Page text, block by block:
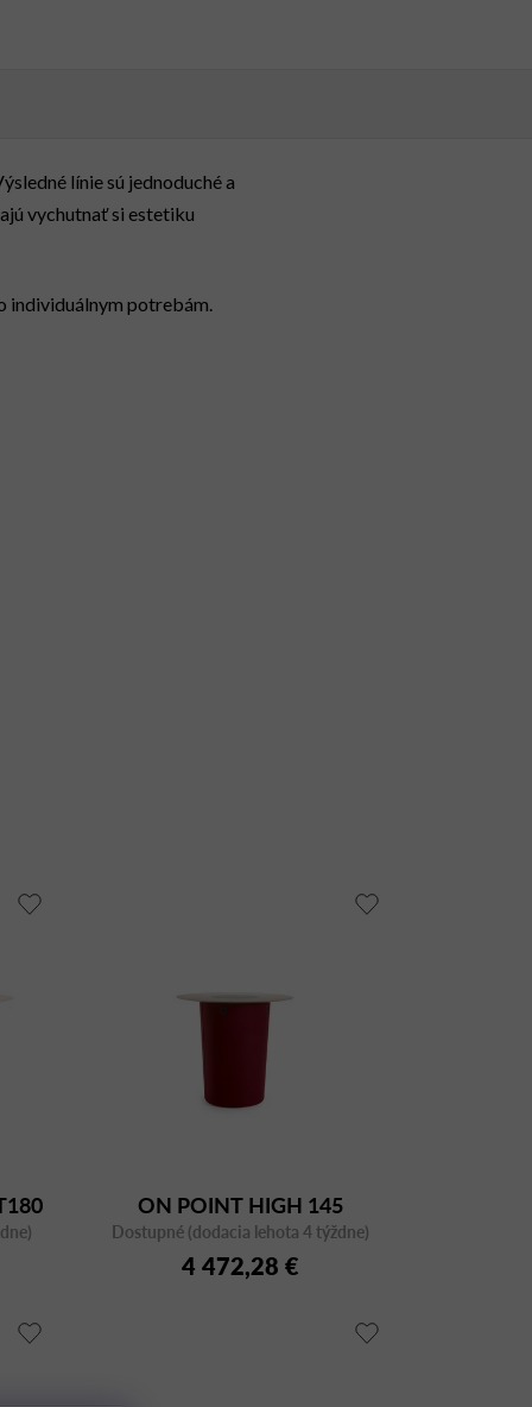
línie sú jednoduché a
vychutnať si estetiku
individuálnym potrebám.
ON POINT HIGH 145
Dostupné (dodacia lehota 4 týždne)
4 472,28 €